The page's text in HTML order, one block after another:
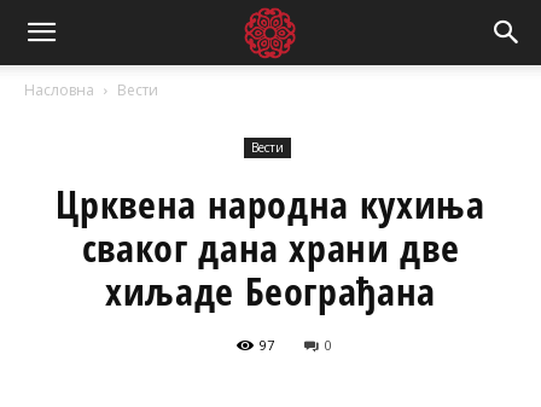
Насловна Вести
Вести
Црквена народна кухиња
сваког дана храни две
хиљаде Београђана
97 0